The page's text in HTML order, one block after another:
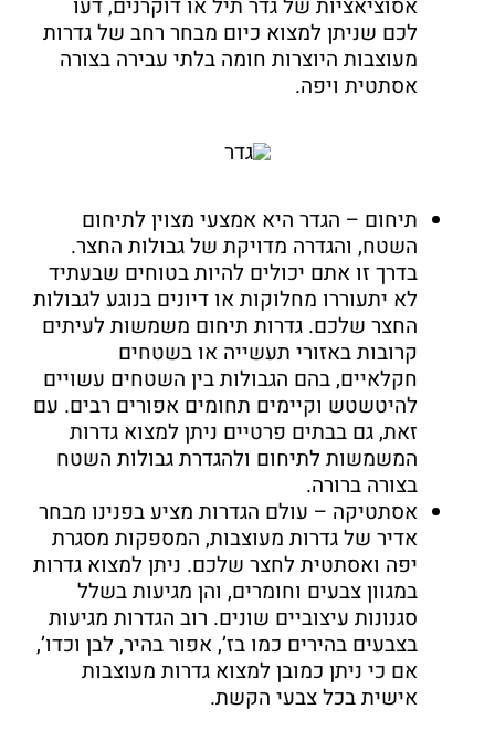
אסוציאציות של גדר תיל או דוקרנים, דעו
לכם שניתן למצוא כיום מבחר רחב של גדרות
מעוצבות היוצרות חומה בלתי עבירה בצורה
אסתטית ויפה.
תיחום – הגדר היא אמצעי מצוין לתיחום
השטח, והגדרה מדויקת של גבולות החצר.
בדרך זו אתם יכולים להיות בטוחים שבעתיד
לא יתעוררו מחלוקות או דיונים בנוגע לגבולות
החצר שלכם. גדרות תיחום משמשות לעיתים
קרובות באזורי תעשייה או בשטחים
חקלאיים, בהם הגבולות בין השטחים עשויים
להיטשטש וקיימים תחומים אפורים רבים. עם
זאת, גם בבתים פרטיים ניתן למצוא גדרות
המשמשות לתיחום ולהגדרת גבולות השטח
בצורה ברורה.
אסתטיקה – עולם הגדרות מציע בפנינו מבחר
אדיר של גדרות מעוצבות, המספקות מסגרת
יפה ואסתטית לחצר שלכם. ניתן למצוא גדרות
במגוון צבעים וחומרים, והן מגיעות בשלל
סגנונות עיצוביים שונים. רוב הגדרות מגיעות
בצבעים בהירים כמו בז’, אפור בהיר, לבן וכדו’,
אם כי ניתן כמובן למצוא גדרות מעוצבות
אישית בכל צבעי הקשת.